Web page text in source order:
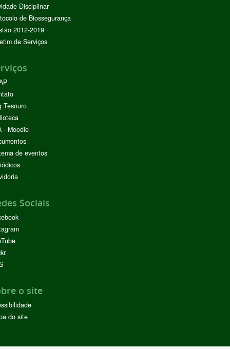
Disciplinar
de Biossegurança
2012-2019
de Serviços
Tesouro
- Moodle
de eventos
Sociais
o site
do site